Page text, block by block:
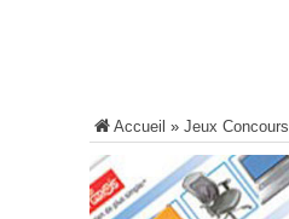
Accueil » Jeux Concours